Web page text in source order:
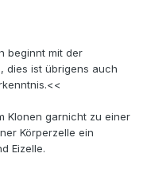
beginnt mit der
dies ist übrigens auch
Klonen garnicht zu einer
Körperzelle ein
Eizelle.